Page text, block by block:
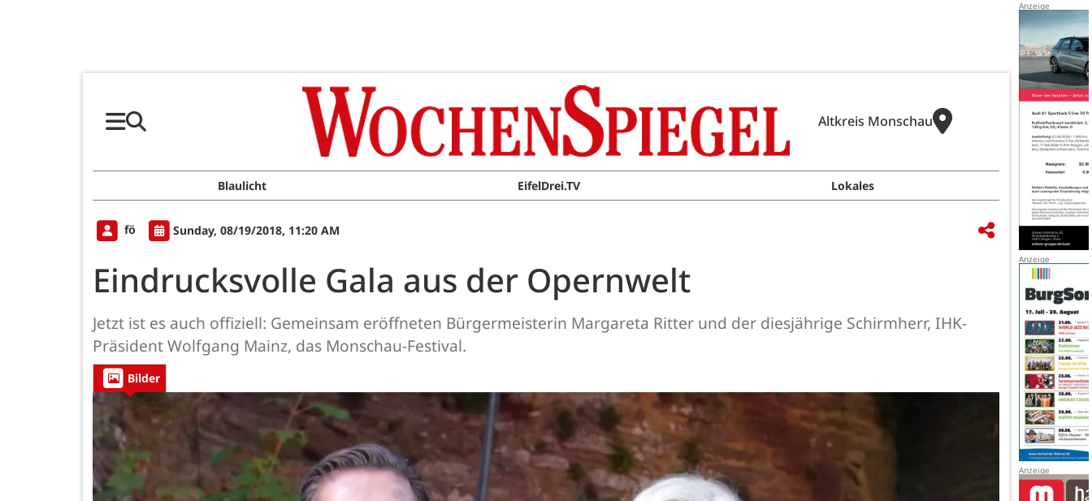
Altkreis Monschau
Blaulicht EifelDrei.TV Lokales
fö Sunday, 08/19/2018, 11:20 AM
Eindrucksvolle Gala aus der Opernwelt
Jetzt ist es auch offiziell: Gemeinsam eröffneten Bürgermeisterin Margareta Ritter und der diesjährige Schirmherr, IHK-
Präsident Wolfgang Mainz, das Monschau-Festival.
Bilder